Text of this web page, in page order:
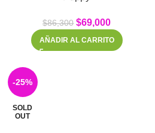
$86,300 $69,000
AÑADIR AL CARRITO
-25%
SOLD
OUT